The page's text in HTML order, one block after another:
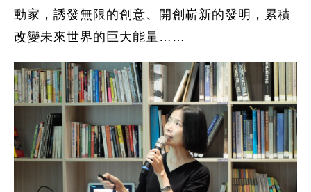
動家，誘發無限的創意、開創嶄新的發明，累積
改變未來世界的巨大能量……